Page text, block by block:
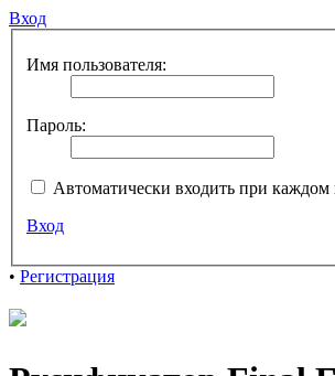
Вход
Имя пользователя:
Пароль:
Автоматически входить при
Вход
• Регистрация